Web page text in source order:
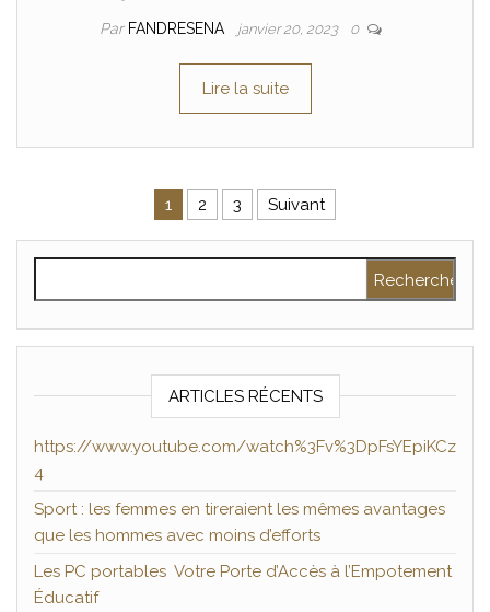
Par FANDRESENA janvier 20, 2023 0
Lire la suite
Pagination des publications
1 2 3 Suivant
ARTICLES RÉCENTS
https://www.youtube.com/watch%3Fv%3DpFsYEpiKCz
4
Sport : les femmes en tireraient les mêmes avantages
que les hommes avec moins d’efforts
Les PC portables Votre Porte d’Accès à l’Empotement
Éducatif